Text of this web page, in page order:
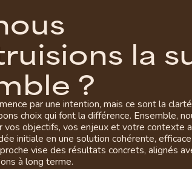
ous
ruisions la s
ble ?
par une intention, mais ce sont la clarté
choix qui font la différence. Ensemble,
vos objectifs, vos enjeux et votre contexte
initiale en une solution cohérente,
vise des résultats concrets, alignés
à long terme.